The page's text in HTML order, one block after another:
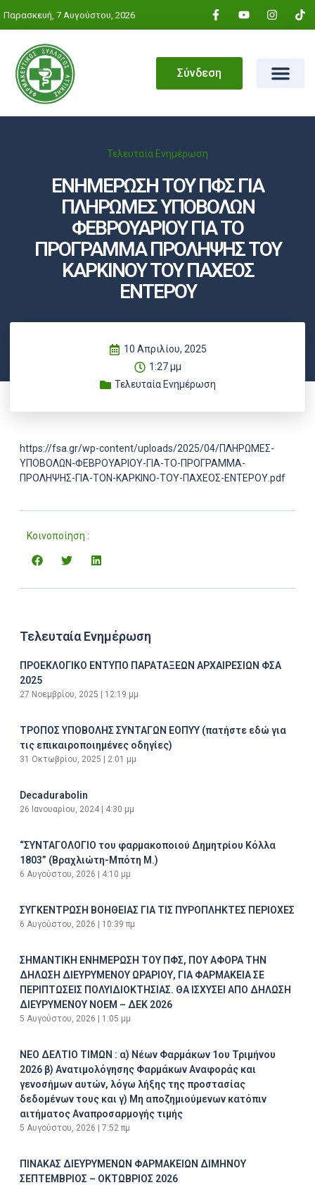
Παρασκευή, 7 Αυγούστου, 2026
Σύνδεση
Τελευταία Ενημέρωση
ΕΝΗΜΕΡΩΣΗ ΤΟΥ ΠΦΣ ΓΙΑ
ΠΛΗΡΩΜΕΣ ΥΠΟΒΟΛΩΝ
ΦΕΒΡΟΥΑΡΙΟΥ ΓΙΑ ΤΟ
ΠΡΟΓΡΑΜΜΑ ΠΡΟΛΗΨΗΣ ΤΟΥ
ΚΑΡΚΙΝΟΥ ΤΟΥ ΠΑΧΕΟΣ
ΕΝΤΕΡΟΥ
10 Απριλίου, 2025
1:27 μμ
Τελευταία Ενημέρωση
https://fsa.gr/wp-content/uploads/2025/04/ΠΛΗΡΩΜΕΣ-
ΥΠΟΒΟΛΩΝ-ΦΕΒΡΟΥΑΡΙΟΥ-ΓΙΑ-ΤΟ-ΠΡΟΓΡΑΜΜΑ-
ΠΡΟΛΗΨΗΣ-ΓΙΑ-ΤΟΝ-ΚΑΡΚΙΝΟ-ΤΟΥ-ΠΑΧΕΟΣ-ΕΝΤΕΡΟΥ.pdf
Κοινοποίηση :
Τελευταία Ενημέρωση
ΠΡΟΕΚΛΟΓΙΚΟ ΕΝΤΥΠΟ ΠΑΡΑΤΑΞΕΩΝ ΑΡΧΑΙΡΕΣΙΩΝ ΦΣΑ
2025
27 Νοεμβρίου, 2025 12:19 μμ
ΤΡΟΠΟΣ ΥΠΟΒΟΛΗΣ ΣΥΝΤΑΓΩΝ ΕΟΠΥΥ (πατήστε εδώ για
τις επικαιροποιημένες οδηγίες)
31 Οκτωβρίου, 2025 2:01 μμ
Decadurabolin
26 Ιανουαρίου, 2024 4:30 μμ
“ΣΥΝΤΑΓΟΛΟΓΙΟ του φαρμακοποιού Δημητρίου Κόλλα
1803” (Βραχλιώτη-Μπότη Μ.)
6 Αυγούστου, 2026 4:10 μμ
ΣΥΓΚΕΝΤΡΩΣΗ ΒΟΗΘΕΙΑΣ ΓΙΑ ΤΙΣ ΠΥΡΟΠΛΗΚΤΕΣ ΠΕΡΙΟΧΕΣ
6 Αυγούστου, 2026 10:39 πμ
ΣΗΜΑΝΤΙΚΗ ΕΝΗΜΕΡΩΣΗ ΤΟΥ ΠΦΣ, ΠΟΥ ΑΦΟΡΑ ΤΗΝ
ΔΗΛΩΣΗ ΔΙΕΥΡΥΜΕΝΟΥ ΩΡΑΡΙΟΥ, ΓΙΑ ΦΑΡΜΑΚΕΙΑ ΣΕ
ΠΕΡΙΠΤΩΣΕΙΣ ΠΟΛΥΙΔΙΟΚΤΗΣΙΑΣ. ΘΑ ΙΣΧΥΣΕΙ ΑΠΟ ΔΗΛΩΣΗ
ΔΙΕΥΡΥΜΕΝΟΥ ΝΟΕΜ – ΔΕΚ 2026
5 Αυγούστου, 2026 1:05 μμ
ΝΕΟ ΔΕΛΤΙΟ ΤΙΜΩΝ : α) Νέων Φαρμάκων 1ου Τριμήνου
2026 β) Ανατιμολόγησης Φαρμάκων Αναφοράς και
γενοσήμων αυτών, λόγω λήξης της προστασίας
δεδομένων τους και γ) Μη αποζημιούμενων κατόπιν
αιτήματος Αναπροσαρμογής τιμής
5 Αυγούστου, 2026 7:52 πμ
ΠΙΝΑΚΑΣ ΔΙΕΥΡΥΜΕΝΩΝ ΦΑΡΜΑΚΕΙΩΝ ΔΙΜΗΝΟΥ
ΣΕΠΤΕΜΒΡΙΟΣ – ΟΚΤΩΒΡΙΟΣ 2026